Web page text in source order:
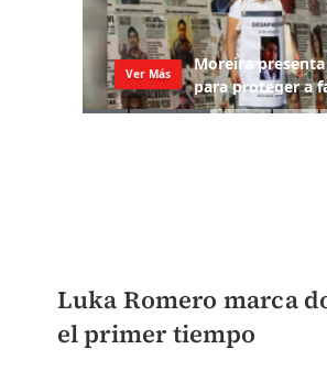
Luka Romero marca
el primer tiempo